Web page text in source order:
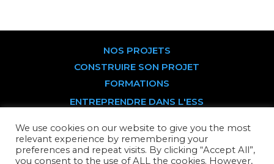
NOS PROJETS
CONSTRUIRE SON PROJET
FORMATIONS
ENTREPRENDRE DANS L'ESS
PARTS SOCIALES
TITRES PARTICIPATIFS
We use cookies on our website to give you the most
relevant experience by remembering your
preferences and repeat visits. By clicking “Accept All”,
you consent to the use of ALL the cookies. However,